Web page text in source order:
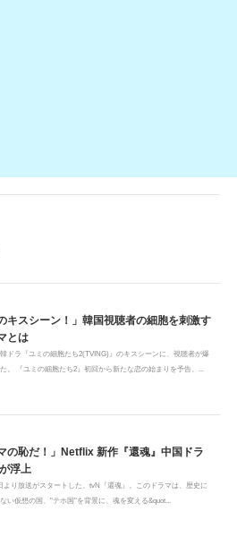
キスシーン！」韓国視聴者の細胞を刺激す
とは
ドラ『ユミの細胞たち2(TVING)』のキスシーンに、視聴者が爆
。 『ユミの細胞たち2』初回から新たな恋の始まりを予告。...
の恥だ！」Netflix 新作『還魂』中国ドラ
浮上
より放送がスタートした、tvN『還魂』。このドラマは、歴史に
い仮想の国、"テホ国"を背景に、魂を変える&quot...